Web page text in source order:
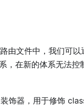
由文件中，我们可
，在新的体系无法
装饰器，用于修饰